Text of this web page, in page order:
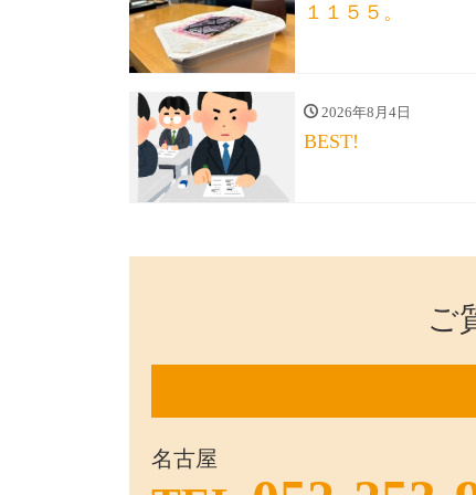
１１５５。
2026年8月4日
BEST!
ご
名古屋